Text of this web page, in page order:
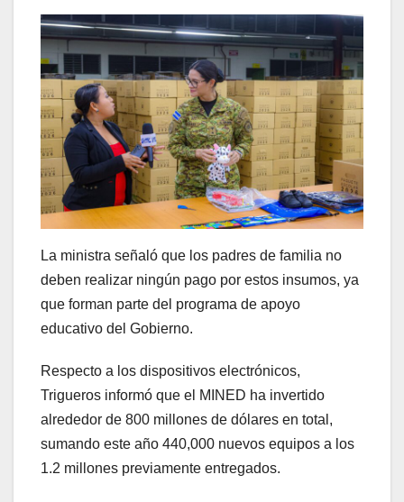
La ministra señaló que los padres de familia no
deben realizar ningún pago por estos insumos, ya
que forman parte del programa de apoyo
educativo del Gobierno.
Respecto a los dispositivos electrónicos,
Trigueros informó que el MINED ha invertido
alrededor de 800 millones de dólares en total,
sumando este año 440,000 nuevos equipos a los
1.2 millones previamente entregados.